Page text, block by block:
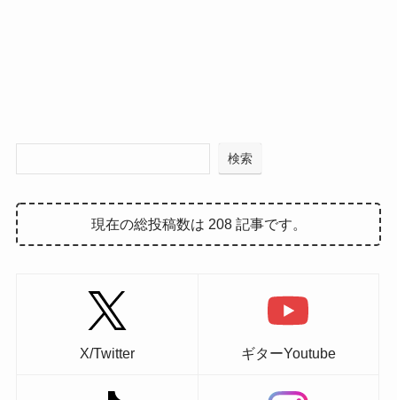
検索
現在の総投稿数は 208 記事です。
X/Twitter ギターYoutube